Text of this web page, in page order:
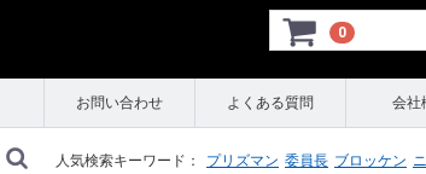
0
お問い合わせ よくある質問 会社
人気検索キーワード： プリズマン 委員長 ブロッケン